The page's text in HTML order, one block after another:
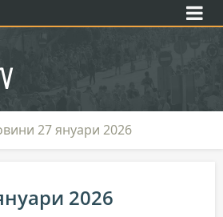
27 януари 2026
2026